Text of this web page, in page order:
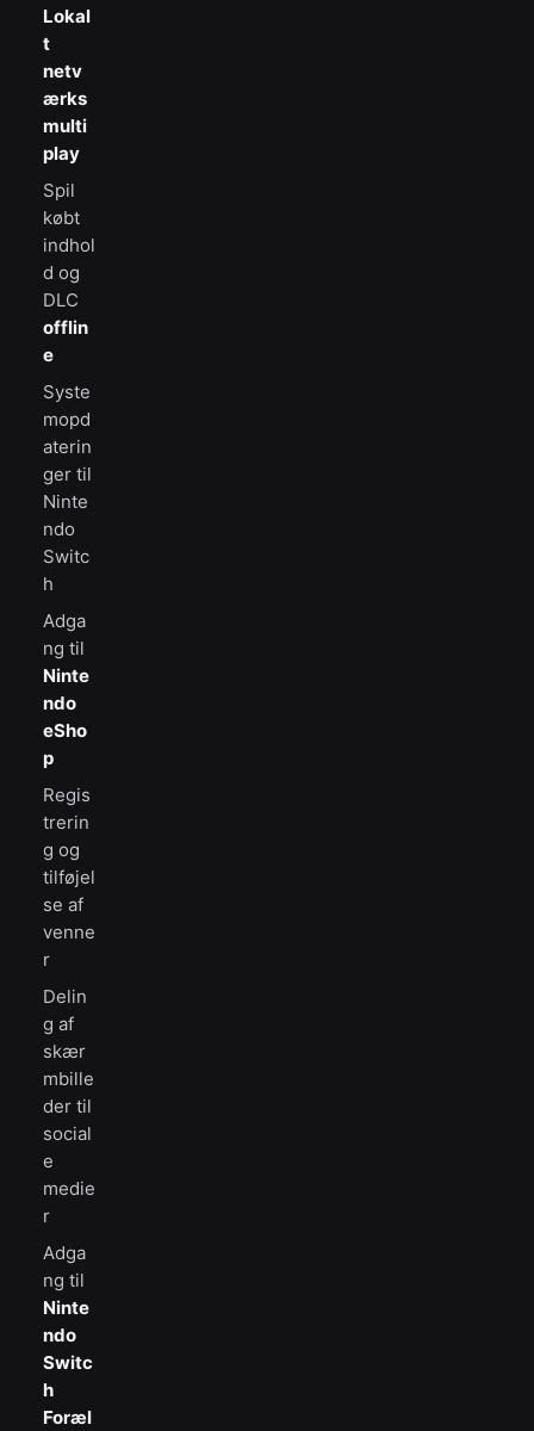
Lokal
t
netv
ærks
multi
play
Spil
købt
indhol
d og
DLC
offlin
e
Syste
mopd
aterin
ger til
Ninte
ndo
Switc
h
Adga
ng til
Ninte
ndo
eSho
p
Regis
trerin
g og
tilføjel
se af
venne
r
Delin
g af
skær
mbille
der til
social
e
medie
r
Adga
ng til
Ninte
ndo
Switc
h
Foræl